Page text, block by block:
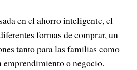
en el ahorro inteligente, el
formas de comprar, un
tanto para las familias como
emprendimiento o negocio.